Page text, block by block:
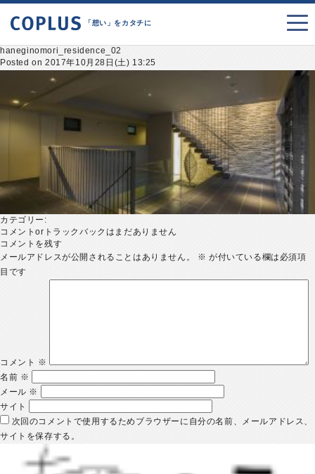
「想い」をカタチに
haneginomori_residence_02
Posted on 2017年10月28日(土) 13:25
カテゴリー:
コメントorトラックバックはまだありません
コメントを残す
メールアドレスが公開されることはありません。
※ が付いている欄は必須項
目です
コメント ※
名前 ※
メール ※
サイト
次回のコメントで使用するためブラウザーに自分の名前、メールアドレス、
サイトを保存する。